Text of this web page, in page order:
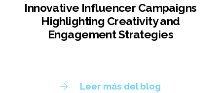
Innovative Influencer Campaigns
Highlighting Creativity and
Engagement Strategies
Leer más del blog